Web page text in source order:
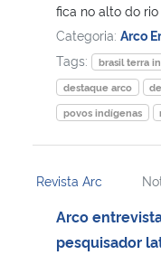
fica no alto do
Categoria: Arco
Tags:
brasil terra
destaque arco
povos indígenas
Revista Arc
Arco
pesquisador